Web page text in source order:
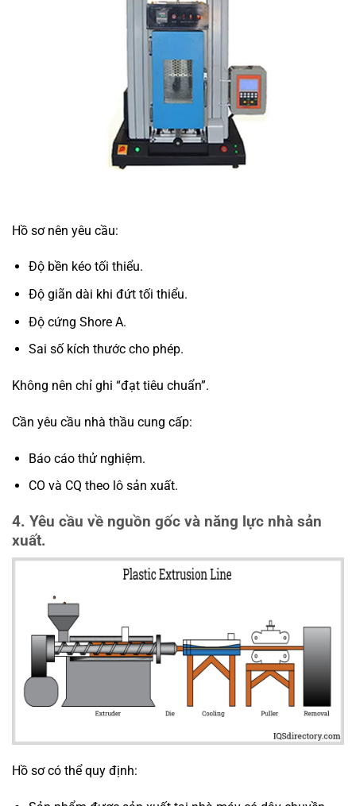
Hồ sơ nên yêu cầu:
Độ bền kéo tối thiểu.
Độ giãn dài khi đứt tối thiểu.
Độ cứng Shore A.
Sai số kích thước cho phép.
Không nên chỉ ghi “đạt tiêu chuẩn”.
Cần yêu cầu nhà thầu cung cấp:
Báo cáo thử nghiệm.
CO và CQ theo lô sản xuất.
4. Yêu cầu về nguồn gốc và năng lực nhà sản
xuất.
Hồ sơ có thể quy định: